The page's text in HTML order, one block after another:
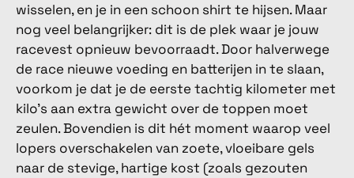
wisselen, en je in een schoon shirt te hijsen. Maar
nog veel belangrijker: dit is de plek waar je jouw
racevest opnieuw bevoorraadt. Door halverwege
de race nieuwe voeding en batterijen in te slaan,
voorkom je dat je de eerste tachtig kilometer met
kilo's aan extra gewicht over de toppen moet
zeulen. Bovendien is dit hét moment waarop veel
lopers overschakelen van zoete, vloeibare gels
naar de stevige, hartige kost (zoals gezouten